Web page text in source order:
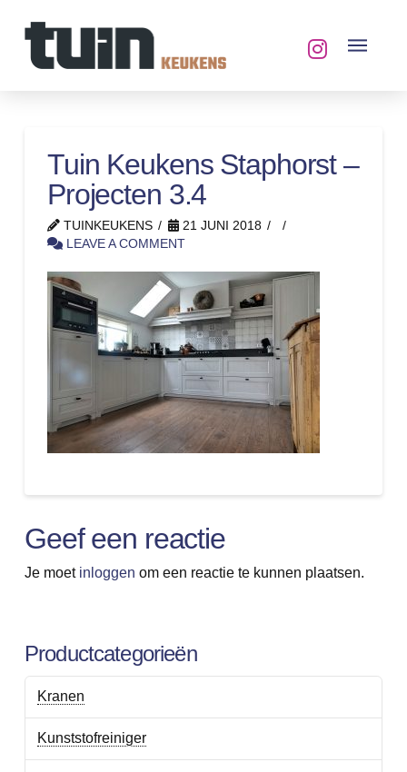
Tuin Keukens Staphorst –
Projecten 3.4
TUINKEUKENS
21 JUNI 2018
LEAVE A COMMENT
Geef een reactie
Je moet inloggen om een reactie te kunnen plaatsen.
Productcategorieën
Kranen
Kunststofreiniger